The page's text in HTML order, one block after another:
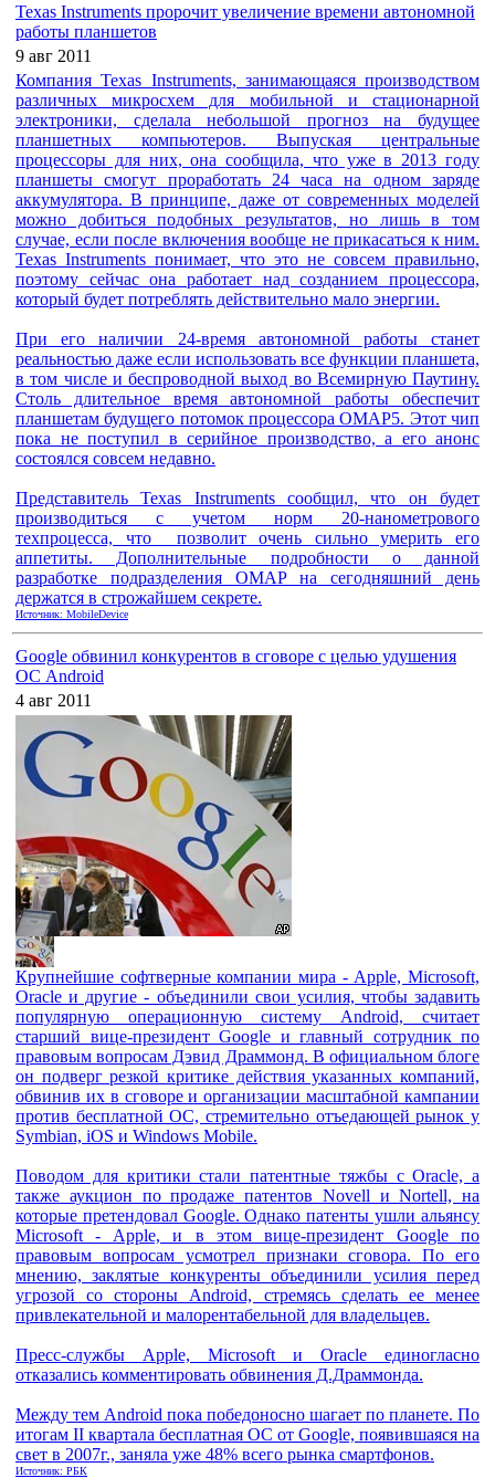
Texas Instruments пророчит увеличение времени автономной
работы планшетов
9 авг 2011
Компания Texas Instruments, занимающаяся производством
различных микросхем для мобильной и стационарной
электроники, сделала небольшой прогноз на будущее
планшетных компьютеров. Выпуская центральные
процессоры для них, она сообщила, что уже в 2013 году
планшеты смогут проработать 24 часа на одном заряде
аккумулятора. В принципе, даже от современных моделей
можно добиться подобных результатов, но лишь в том
случае, если после включения вообще не прикасаться к ним.
Texas Instruments понимает, что это не совсем правильно,
поэтому сейчас она работает над созданием процессора,
который будет потреблять действительно мало энергии.
При его наличии 24-время автономной работы станет
реальностью даже если использовать все функции планшета,
в том числе и беспроводной выход во Всемирную Паутину.
Cтоль длительное время автономной работы обеспечит
планшетам будущего потомок процессора OMAP5. Этот чип
пока не поступил в серийное производство, а его анонс
состоялся совсем недавно.
Представитель Texas Instruments сообщил, что он будет
производиться с учетом норм 20-нанометрового
техпроцесса, что позволит очень сильно умерить его
аппетиты. Дополнительные подробности о данной
разработке подразделения OMAP на сегодняшний день
держатся в строжайшем секрете.
Источник: MobileDevice
Google обвинил конкурентов в сговоре с целью удушения
ОС Android
4 авг 2011
Крупнейшие софтверные компании мира - Apple, Microsoft,
Oracle и другие - объединили свои усилия, чтобы задавить
популярную операционную систему Android, считает
старший вице-президент Google и главный сотрудник по
правовым вопросам Дэвид Драммонд. В официальном блоге
он подверг резкой критике действия указанных компаний,
обвинив их в сговоре и организации масштабной кампании
против бесплатной ОС, стремительно отъедающей рынок у
Symbian, iOS и Windows Mobile.
Поводом для критики стали патентные тяжбы с Oracle, а
также аукцион по продаже патентов Novell и Nortell, на
которые претендовал Google. Однако патенты ушли альянсу
Microsoft - Apple, и в этом вице-президент Google по
правовым вопросам усмотрел признаки сговора. По его
мнению, заклятые конкуренты объединили усилия перед
угрозой со стороны Android, стремясь сделать ее менее
привлекательной и малорентабельной для владельцев.
Пресс-службы Apple, Microsoft и Oracle единогласно
отказались комментировать обвинения Д.Драммонда.
Между тем Android пока победоносно шагает по планете. По
итогам II квартала бесплатная ОС от Google, появившаяся на
свет в 2007г., заняла уже 48% всего рынка смартфонов.
Источник: РБК